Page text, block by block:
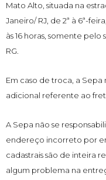
Mato Alto, situada na
Janeiro/ RJ, de 2ª à 6ª-
às 16 horas, somente
RG.
Em caso de troca, a Sepa
adicional referente ao
A Sepa não se
endereço incorreto por
cadastrais são de inteira
algum problema na